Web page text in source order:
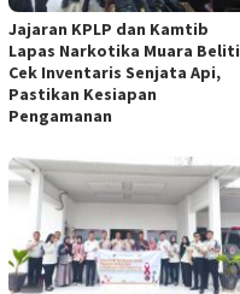
Jajaran KPLP dan Kamtib
Lapas Narkotika Muara Beliti
Cek Inventaris Senjata Api,
Pastikan Kesiapan
Pengamanan